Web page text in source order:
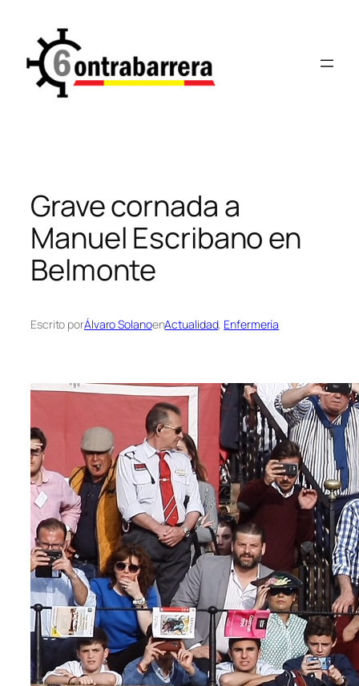
contenido
Grave cornada a
Manuel Escribano en
Belmonte
Escrito porÁlvaro SolanoenActualidad, Enfermería